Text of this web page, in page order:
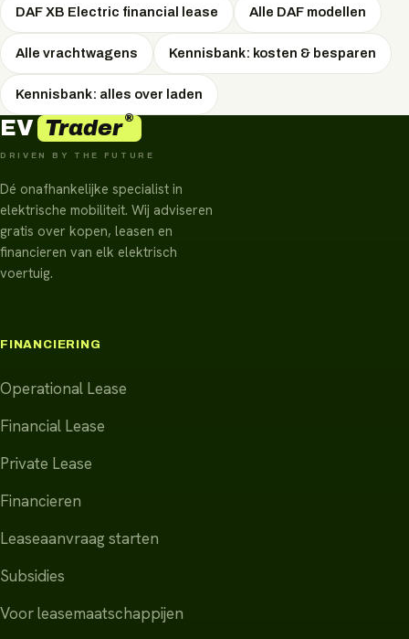
DAF XB Electric financial lease Alle DAF modellen
Alle vrachtwagens Kennisbank: kosten & besparen
Kennisbank: alles over laden
EV Trader®
DRIVEN BY THE FUTURE
Dé onafhankelijke specialist in
elektrische mobiliteit. Wij adviseren
gratis over kopen, leasen en
financieren van elk elektrisch
voertuig.
FINANCIERING
Operational Lease
Financial Lease
Private Lease
Financieren
Leaseaanvraag starten
Subsidies
Voor leasemaatschappijen